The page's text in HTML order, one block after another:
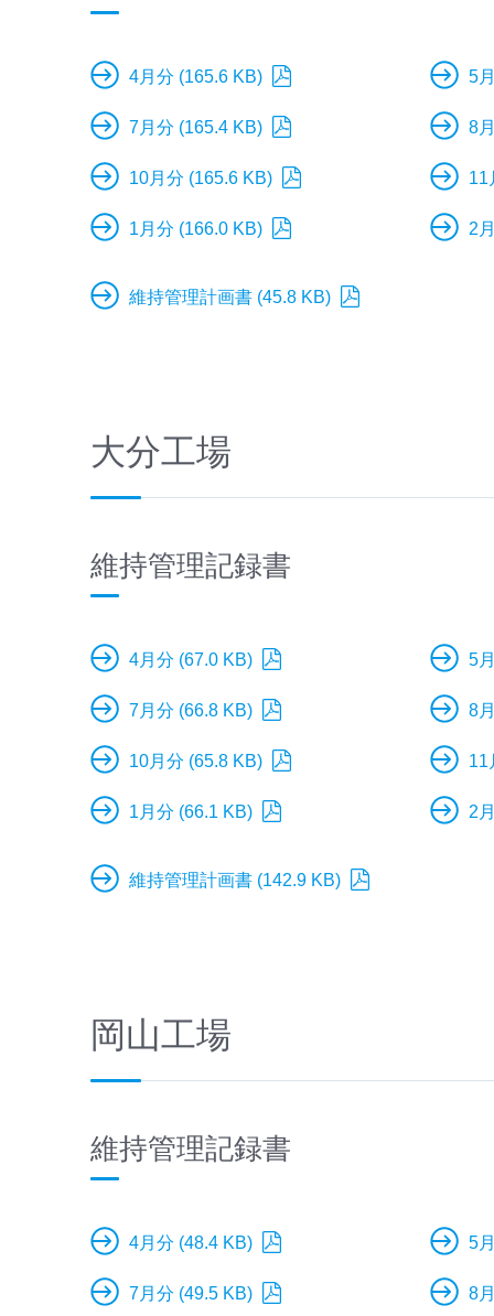
4月分 (165.6 KB)
5
7月分 (165.4 KB)
8
10月分 (165.6 KB)
1月分 (166.0 KB)
2
維持管理計画書 (45.8 KB)
大分工場
維持管理記録書
4月分 (67.0 KB)
5
7月分 (66.8 KB)
8
10月分 (65.8 KB)
1月分 (66.1 KB)
2
維持管理計画書 (142.9 KB)
岡山工場
維持管理記録書
4月分 (48.4 KB)
5
7月分 (49.5 KB)
8